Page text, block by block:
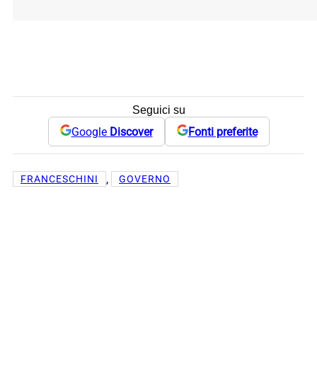
Seguici su
Google Discover Fonti preferite
FRANCESCHINI , GOVERNO